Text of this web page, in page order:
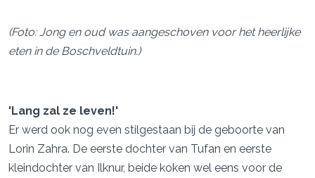
(Foto: Jong en oud was aangeschoven voor het heerlijke
eten in de Boschveldtuin.)
'Lang zal ze leven!'
Er werd ook nog even stilgestaan bij de geboorte van
Lorin Zahra. De eerste dochter van Tufan en eerste
kleindochter van Ilknur, beide koken wel eens voor de